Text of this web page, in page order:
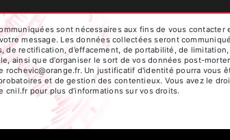
sont nécessaires aux fins de vous
message. Les données collectées seront
de rectification, d’effacement, de portabilité, de
ainsi que d’organiser le sort de vos données post-
rochevic@orange.fr. Un justificatif d'identité pourra
et de gestion des contentieux. Vous avez le
cnil.fr pour plus d’informations sur vos droits.